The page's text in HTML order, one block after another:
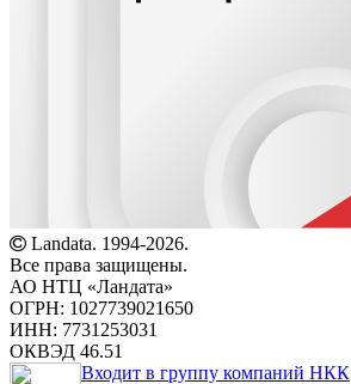
Landata. 1994-2026.
Все права защищены.
АО НТЦ «Ландата»
ОГРН: 1027739021650
ИНН: 7731253031
ОКВЭД 46.51
Входит в группу компаний НКК